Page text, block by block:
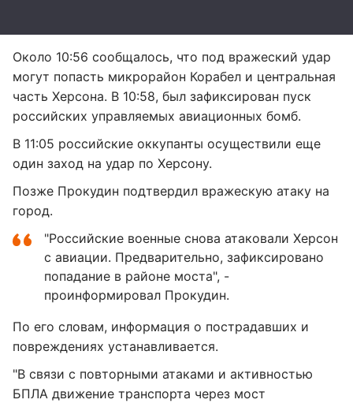
Около 10:56 сообщалось, что под вражеский удар
могут попасть микрорайон Корабел и центральная
часть Херсона. В 10:58, был зафиксирован пуск
российских управляемых авиационных бомб.
В 11:05 российские оккупанты осуществили еще
один заход на удар по Херсону.
Позже Прокудин подтвердил вражескую атаку на
город.
"Российские военные снова атаковали Херсон
с авиации. Предварительно, зафиксировано
попадание в районе моста", -
проинформировал Прокудин.
По его словам, информация о пострадавших и
повреждениях устанавливается.
"В связи с повторными атаками и активностью
БПЛА движение транспорта через мост